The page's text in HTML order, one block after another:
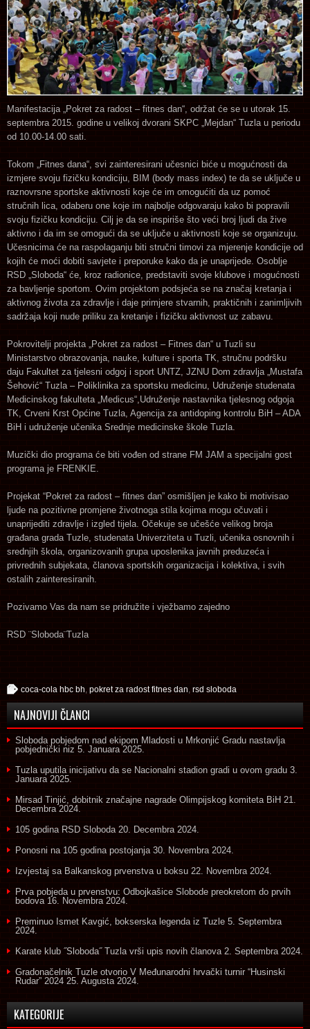
Manifestacija „Pokret za radost – fitnes dan“, održat će se u utorak 15.
septembra 2015. godine u velikoj dvorani SKPC „Mejdan“ Tuzla u periodu
od 10.00-14.00 sati.
Tokom „Fitnes dana“, svi zainteresirani učesnici biće u mogućnosti da
izmjere svoju fizičku kondiciju, BIM (body mass index) te da se uključe u
raznovrsne sportske aktivnosti koje će im omogućiti da uz pomoć
stručnih lica, odaberu one koje im najbolje odgovaraju kako bi popravili
svoju fizičku kondiciju. Cilj je da se inspiriše što veći broj ljudi da žive
aktivno i da im se omogući da se uključe u aktivnosti koje se organizuju.
Učesnicima će na raspolaganju biti stručni timovi za mjerenje kondicije od
kojih će moći dobiti savjete i preporuke kako da je unaprijede. Osoblje
RSD „Sloboda“ će, kroz radionice, predstaviti svoje klubove i mogućnosti
za bavljenje sportom. Ovim projektom podsjeća se na značaj kretanja i
aktivnog života za zdravlje i daje primjere stvarnih, praktičnih i zanimljivih
sadržaja koji nude priliku za kretanje i fizičku aktivnost uz zabavu.
Pokrovitelji projekta „Pokret za radost – Fitnes dan“ u Tuzli su
Ministarstvo obrazovanja, nauke, kulture i sporta TK, stručnu podršku
daju Fakultet za tjelesni odgoj i sport UNTZ, JZNU Dom zdravlja „Mustafa
Šehović“ Tuzla – Poliklinika za sportsku medicinu, Udruženje studenata
Medicinskog fakulteta „Medicus“,Udruženje nastavnika tjelesnog odgoja
TK, Crveni Krst Općine Tuzla, Agencija za antidoping kontrolu BiH – ADA
BiH i udruženje učenika Srednje medicinske škole Tuzla.
Muzički dio programa će biti vođen od strane FM JAM a specijalni gost
programa je FRENKIE.
Projekat “Pokret za radost – fitnes dan” osmišljen je kako bi motivisao
ljude na pozitivne promjene životnoga stila kojima mogu očuvati i
unaprijediti zdravlje i izgled tijela. Očekuje se učešće velikog broja
građana grada Tuzle, studenata Univerziteta u Tuzli, učenika osnovnih i
srednjih škola, organizovanih grupa uposlenika javnih preduzeća i
privrednih subjekata, članova sportskih organizacija i kolektiva, i svih
ostalih zainteresiranih.
Pozivamo Vas da nam se pridružite i vježbamo zajedno
RSD ¨Sloboda¨Tuzla
coca-cola hbc bh, pokret za radost fitnes dan, rsd sloboda
NAJNOVIJI ČLANCI
Sloboda pobjedom nad ekipom Mladosti u Mrkonjić Gradu nastavlja
pobjednički niz 5. Januara 2025.
Tuzla uputila inicijativu da se Nacionalni stadion gradi u ovom gradu 3.
Januara 2025.
Mirsad Tinjić, dobitnik značajne nagrade Olimpijskog komiteta BiH 21.
Decembra 2024.
105 godina RSD Sloboda 20. Decembra 2024.
Ponosni na 105 godina postojanja 30. Novembra 2024.
Izvjestaj sa Balkanskog prvenstva u boksu 22. Novembra 2024.
Prva pobjeda u prvenstvu: Odbojkašice Slobode preokretom do prvih
bodova 16. Novembra 2024.
Preminuo Ismet Kavgić, bokserska legenda iz Tuzle 5. Septembra
2024.
Karate klub ˝Sloboda˝ Tuzla vrši upis novih članova 2. Septembra 2024.
Gradonačelnik Tuzle otvorio V Međunarodni hrvački turnir “Husinski
Rudar” 2024 25. Augusta 2024.
KATEGORIJE